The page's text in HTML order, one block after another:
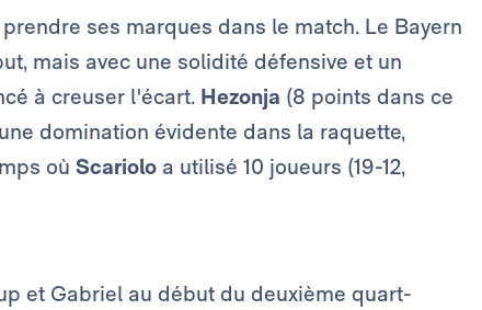
ses marques dans le match. Le Bayern
mais avec une solidité défensive et un
à creuser l'écart. Hezonja (8 points dans ce
domination évidente dans la raquette,
où Scariolo a utilisé 10 joueurs (19-12,
et Gabriel au début du deuxième quart-